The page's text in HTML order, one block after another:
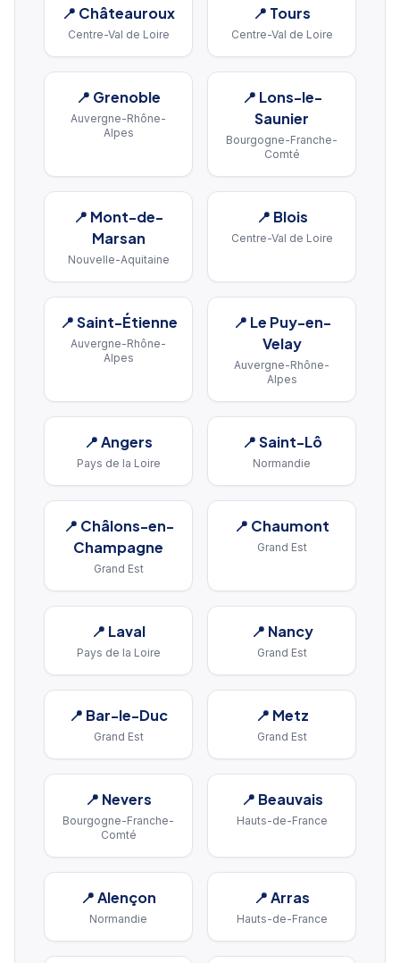
📍 Châteauroux
Centre-Val de Loire
📍 Tours
Centre-Val de Loire
📍 Grenoble
Auvergne-Rhône-
Alpes
📍 Lons-le-
Saunier
Bourgogne-Franche-
Comté
📍 Mont-de-
Marsan
Nouvelle-Aquitaine
📍 Blois
Centre-Val de Loire
📍Saint-Étienne
Auvergne-Rhône-
Alpes
📍 Le Puy-en-
Velay
Auvergne-Rhône-
Alpes
📍Angers
Pays de la Loire
📍Saint-Lô
Normandie
📍 Châlons-en-
Champagne
Grand Est
📍 Chaumont
Grand Est
📍 Laval
Pays de la Loire
📍 Nancy
Grand Est
📍 Bar-le-Duc
Grand Est
📍 Metz
Grand Est
📍 Nevers
Bourgogne-Franche-
Comté
📍 Beauvais
Hauts-de-France
📍Alençon
Normandie
📍Arras
Hauts-de-France